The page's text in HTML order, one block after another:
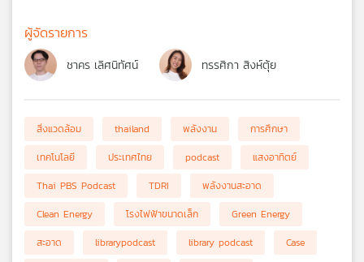
ผู้จัดรายการ
ชาคร เลิศนิทัศน์ ทรรศิกา สิงห์ตุ้ย
สิ่งแวดล้อม thailand พลังงาน
การศึกษา
เทคโนโลยี
ประเทศไทย podcast
แสงอาทิตย์
Thai PBS Podcast
TDRI
พลังงานสะอาด
Clean Energy
โรงไฟฟ้าขนาดเล็ก
Green Energy
สะอาด
librarypodcast library podcast
Case